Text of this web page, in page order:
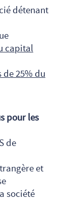
détenant
capital
de 25% du
pour les
de
et
société